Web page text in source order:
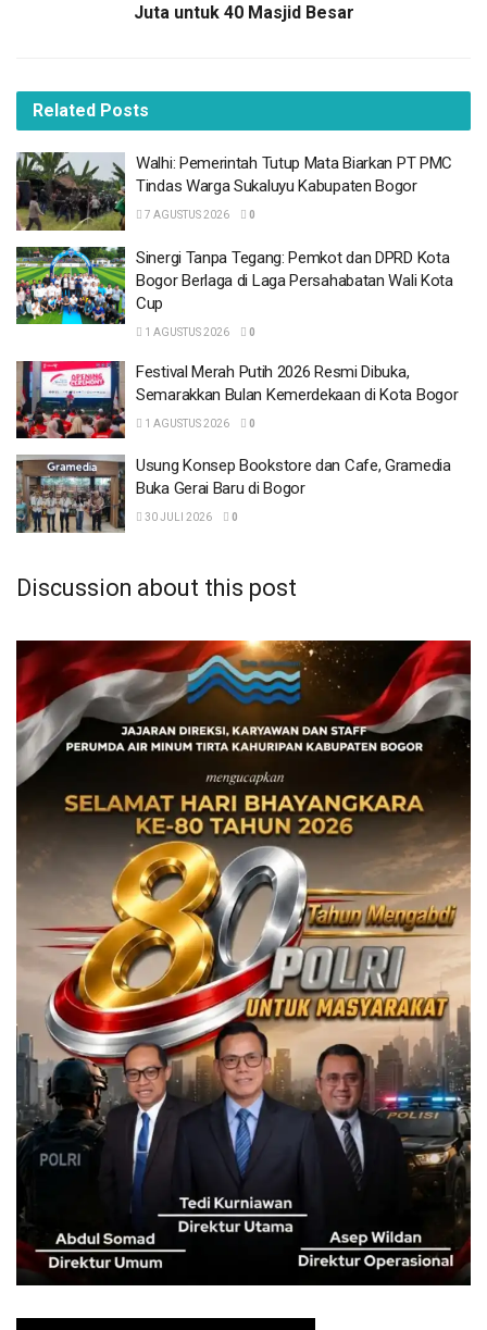
intervensi program dan kegiatan yang tepat sasaran,
potensi wilayah diyakini mampu menghasilkan
pertumbuhan yang signifikan.
BACA JUGA
Walhi: Pemerintah Tutup Mata Biarkan PT PMC
Tindas Warga Sukaluyu Kabupaten Bogor
7 AGUSTUS 2026
Bogor Berlaga di Laga Persahabatan Wali Kota
Cup
Semarakkan Bulan Kemerdekaan di Kota
Bogor
1 AGUSTUS 2026
30 JULI 2026
Dedie juga menekankan pentingnya kolaborasi seluruh
pemangku kepentingan, khususnya dalam penanganan
banjir yang masih menjadi persoalan utama di Bogor
Utara. Ia menyoroti adanya sejumlah bangunan yang
melanggar dan menyebabkan tersumbatnya aliran sungai.
“Saya titip persoalan banjir. Titik-titik sumbatan harus
ditangani serius. Jika memang ada bangunan yang
melanggar dan harus dibongkar, maka akan dibongkar
Juta untuk 40 Masjid Besar
Related Posts
Walhi: Pemerintah Tutup Mata Biarkan PT PMC
Tindas Warga Sukaluyu Kabupaten Bogor
7 AGUSTUS 2026 0
Sinergi Tanpa Tegang: Pemkot dan DPRD Kota
Bogor Berlaga di Laga Persahabatan Wali Kota
Cup
1 AGUSTUS 2026 0
Festival Merah Putih 2026 Resmi Dibuka,
Semarakkan Bulan Kemerdekaan di Kota Bogor
1 AGUSTUS 2026 0
Usung Konsep Bookstore dan Cafe, Gramedia
Buka Gerai Baru di Bogor
30 JULI 2026 0
Discussion about this post